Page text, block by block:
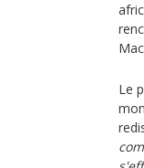
Le